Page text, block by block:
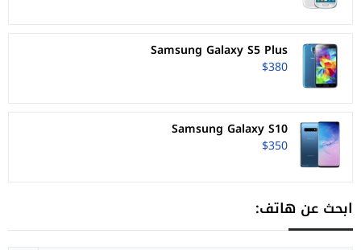
Samsung Galaxy S5 Plus
$380
Samsung Galaxy S10
$350
ابحث عن هاتف: